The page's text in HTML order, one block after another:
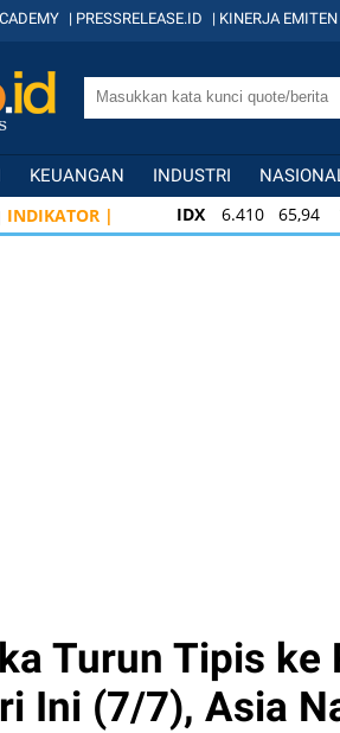
| PRESSRELEASE.ID | KINERJA EMITEN
KEUANGAN INDUSTRI
INDIKATOR | IDX 6.410 65,94
KOMPAS100
845
Turun Tipis ke
Ini (7/7), Asia